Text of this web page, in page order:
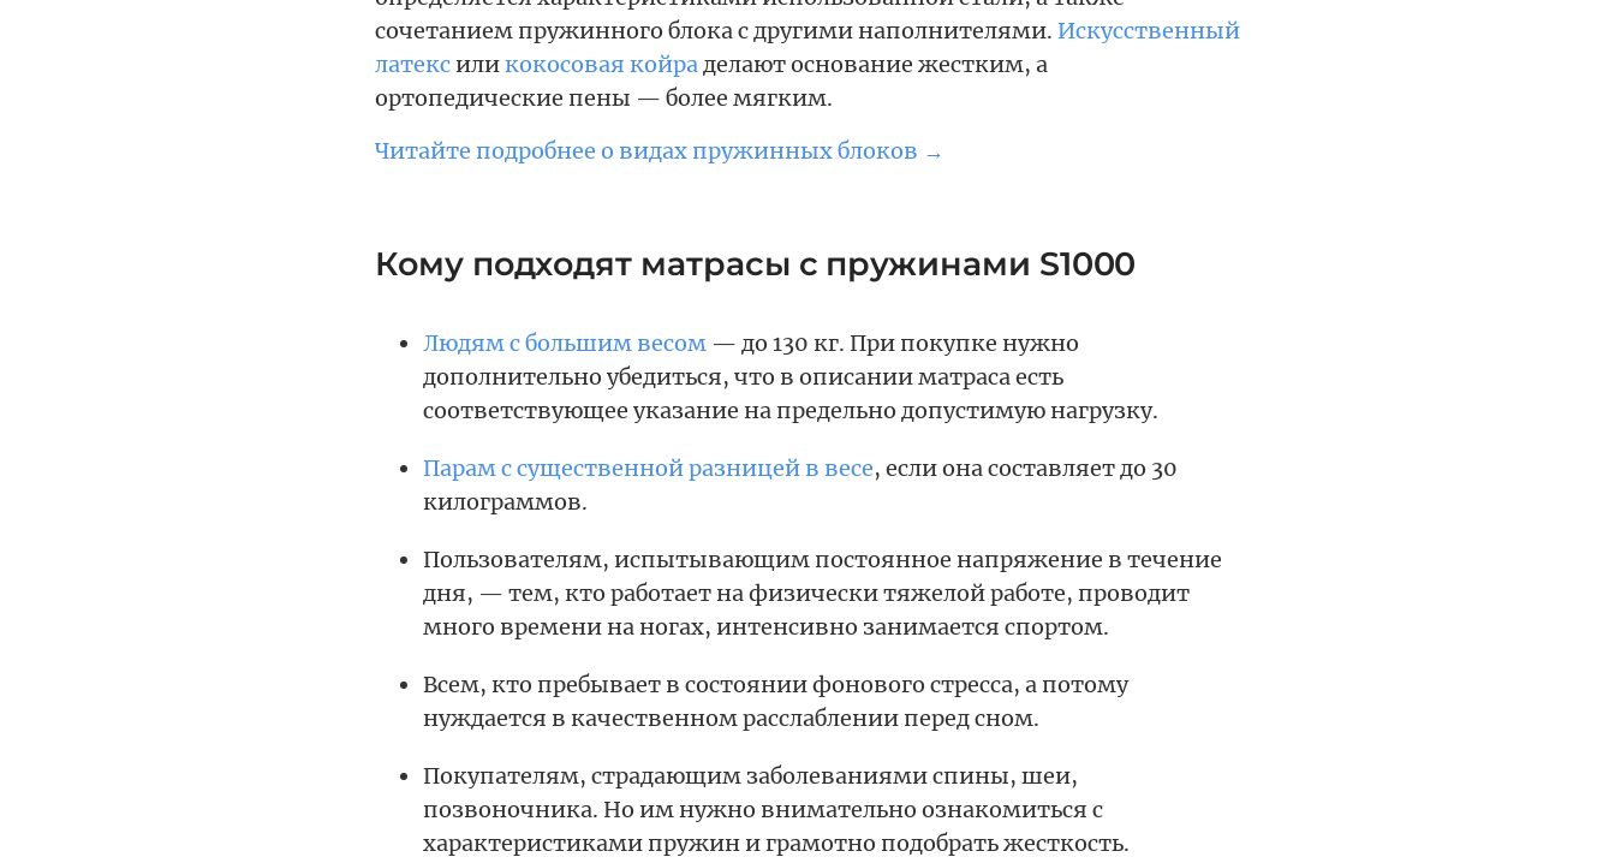
сочетанием пружинного блока с другими наполнителями. Искусственный
латексиликокосовая койраделают основание жестким, а
ортопедические пены — более мягким.
Читайте подробнее о видах пружинных блоков →
Кому подходят матрасы с пружинами S1000
Людям с большим весом — до 130 кг. При покупке нужно
дополнительно убедиться, что в описании матраса есть
соответствующее указание на предельно допустимую нагрузку.
Парам с существенной разницей в весе, если она составляет до 30
килограммов.
Пользователям, испытывающим постоянное напряжение в течение
дня, — тем, кто работает на физически тяжелой работе, проводит
много времени на ногах, интенсивно занимается спортом.
Всем, кто пребывает в состоянии фонового стресса, а потому
нуждается в качественном расслаблении перед сном.
Покупателям, страдающим заболеваниями спины, шеи,
позвоночника. Но им нужно внимательно ознакомиться с
характеристиками пружин и грамотно подобрать жесткость.